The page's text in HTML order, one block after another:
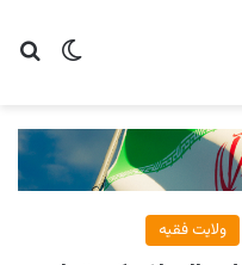
تغییر
ولایت فقیه